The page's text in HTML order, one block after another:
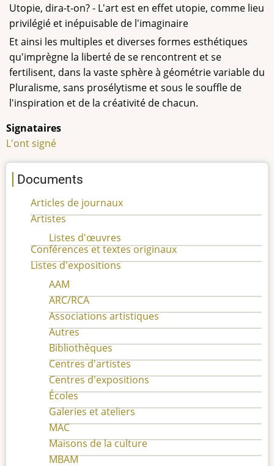
Utopie, dira-t-on? - L'art est en effet utopie, comme lieu
privilégié et inépuisable de l'imaginaire
Et ainsi les multiples et diverses formes esthétiques
qu'imprègne la liberté de se rencontrent et se
fertilisent, dans la vaste sphère à géométrie variable du
Pluralisme, sans prosélytisme et sous le souffle de
l'inspiration et de la créativité de chacun.
Signataires
L'ont signé
Documents
Articles de journaux
Artistes
Listes d'œuvres
Conférences et textes originaux
Listes d'expositions
AAM
ARC/RCA
Associations artistiques
Autres
Bibliothèques
Centres d'artistes
Centres d'expositions
Écoles
Galeries et ateliers
MAC
Maisons de la culture
MBAM